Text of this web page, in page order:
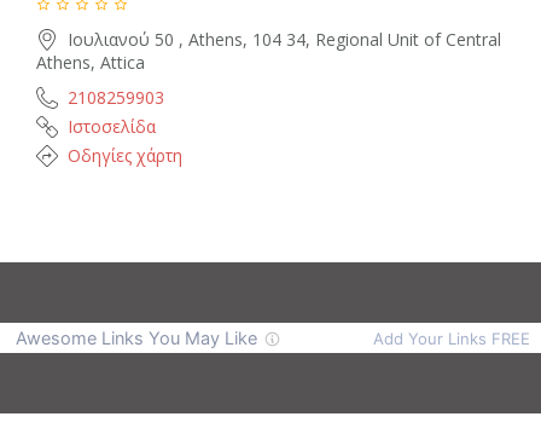
Ιουλιανού 50 , Athens, 104 34, Regional Unit of Central
Athens, Attica
2108259903
Ιστοσελίδα
Οδηγίες χάρτη